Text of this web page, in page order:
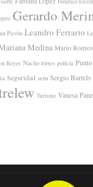
Gerardo
Pavón Leandro Ferrario
Medina Mario Romeo
Reyes Nacho torres policía
Seguridad sem Sergio Bartels
Turismo Vanesa